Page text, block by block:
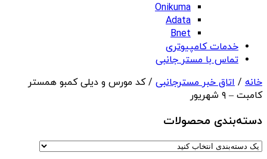
Onikuma
Adata
Bnet
خدمات کامپیوتری
تماس با مستر جانبی
خانه / اتاق خبر مسترجانبی / کد مورس و دیلی کمبو همستر
کامبت – ۹ شهریور
دسته‌بندی‌ محصولات